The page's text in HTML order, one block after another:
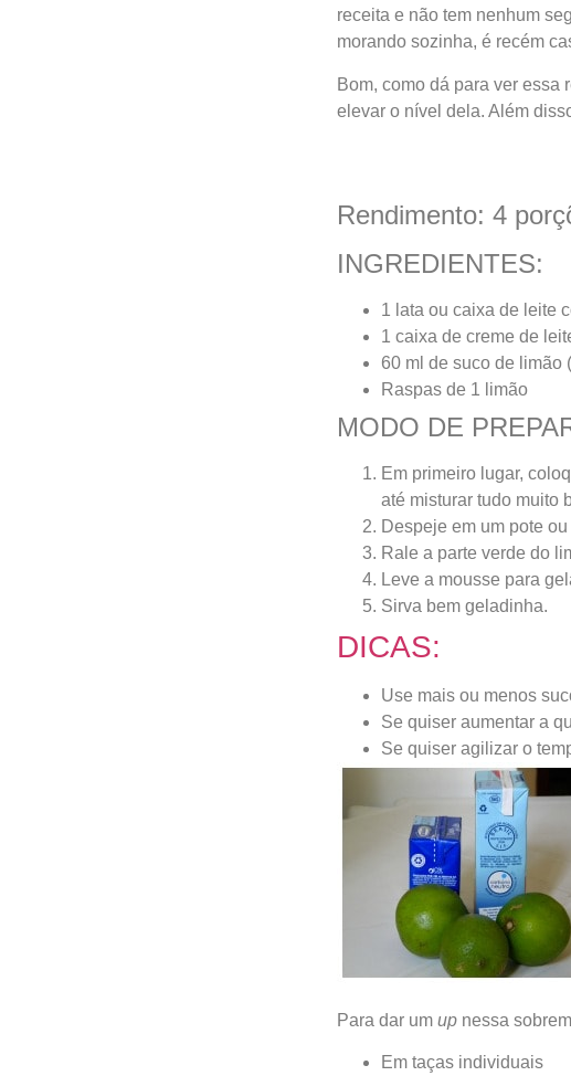
receita e não tem nenhum
morando sozinha, é recém
Bom, como dá para ver essa
elevar o nível dela. Além
Rendimento: 4
INGREDIENTES:
1 lata ou caixa de leite
1 caixa de creme de
60 ml de suco de limão
Raspas de 1 limão
MODO DE
Em primeiro lugar,
até misturar tudo muito
Despeje em um pote
Rale a parte verde do
Leve a mousse para
Sirva bem geladinha.
DICAS:
Use mais ou menos
Se quiser aumentar a
Se quiser agilizar o
Para dar um upnessa
Em taças individuais